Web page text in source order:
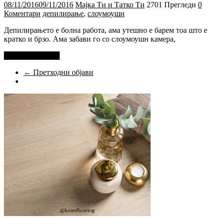
08/11/201609/11/2016 Мајка Ти и Татко Ти 2701 Прегледи 0
Коментари депилирање, слоумоушн
Депилирањето е болна работа, ама утешно е барем тоа што е
кратко и брзо. Ама забави го со слоумоушн камера,
← Претходни објави